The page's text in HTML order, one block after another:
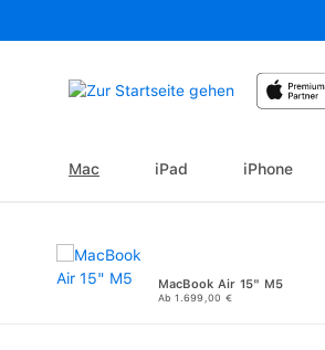
Mac iPad iPhone
MacBook Air 15" M5
Ab 1.699,00 €